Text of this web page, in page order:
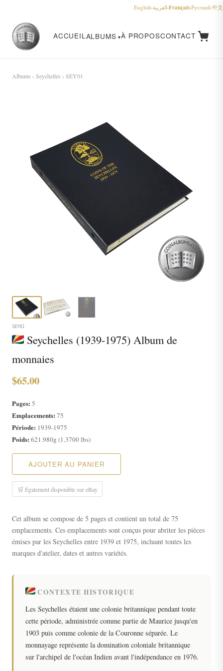
English·العربية·Français·Русский·中文
ACCUEILALBUMS À PROPOSCONTACT
Albums › Seychelles › SEY01
SEY01
Seychelles (1939-1975) Album de
monnaies
$65.00
Pages: 5
Emplacements:75
Période: 1939-1975
Poids:621.980g (1.3700 lbs)
AJOUTER AU PANIER
🛒 Également disponible sur eBay
Cet album se compose de 5 pages et contient un total de 75
emplacements. Ces emplacements sont conçus pour abriter les pièces
émises par les Seychelles entre 1939 et 1975, incluant toutes les
marques d'atelier, dates et autres variétés.
CONTEXTE HISTORIQUE
Les Seychelles étaient une colonie britannique pendant toute
cette période, administrée comme partie de Maurice jusqu'en
1903 puis comme colonie de la Couronne séparée. Le
monnayage représente la domination coloniale britannique
sur l'archipel de l'océan Indien avant l'indépendance en 1976.